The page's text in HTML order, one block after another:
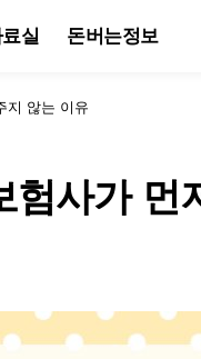
실 돈버는정보
지 않는 이유
험사가 먼